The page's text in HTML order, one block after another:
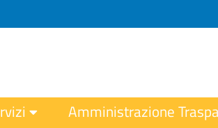
Amministrazione